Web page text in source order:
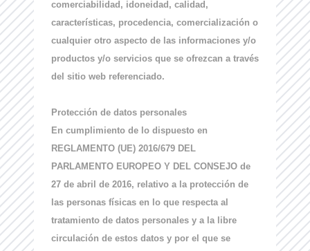
comerciabilidad, idoneidad, calidad,
características, procedencia, comercialización o
cualquier otro aspecto de las informaciones y/o
productos y/o servicios que se ofrezcan a través
del sitio web referenciado.
Protección de datos personales
En cumplimiento de lo dispuesto en
REGLAMENTO (UE) 2016/679 DEL
PARLAMENTO EUROPEO Y DEL CONSEJO de
27 de abril de 2016, relativo a la protección de
las personas físicas en lo que respecta al
tratamiento de datos personales y a la libre
circulación de estos datos y por el que se